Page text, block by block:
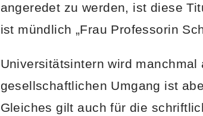
angeredet zu werden, ist diese
ist mündlich „Frau Professorin
Universitätsintern wird
gesellschaftlichen Umgang ist
Gleiches gilt auch für die